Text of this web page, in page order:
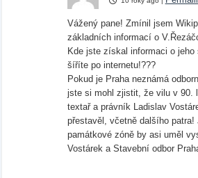
Vážený pane! Zmínil jsem
základních informací o
Kde jste získal informaci o jeho
šíříte po internetu!???
Pokud je Praha neznámá
jste si mohl zjistit, že vilu v 90.
textař a právník Ladislav
přestavěl, včetně dalšího
památkové zóně by asi uměl
Vostárek a Stavební odbor